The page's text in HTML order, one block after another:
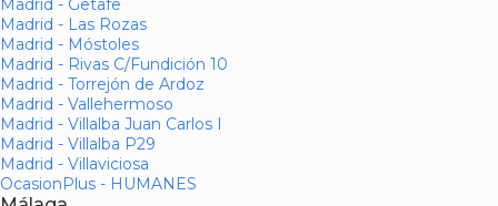
Madrid - Getafe
Madrid - Las Rozas
Madrid - Móstoles
Madrid - Rivas C/Fundición 10
Madrid - Torrejón de Ardoz
Madrid - Vallehermoso
Madrid - Villalba Juan Carlos I
Madrid - Villalba P29
Madrid - Villaviciosa
OcasionPlus - HUMANES